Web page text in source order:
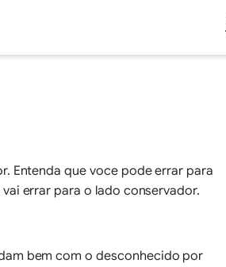
Entenda que voce pode errar para
errar para o lado conservador.
bem com o desconhecido por